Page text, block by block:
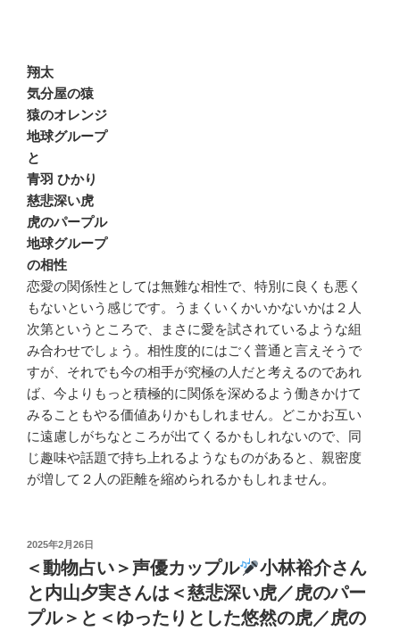
翔太
気分屋の猿
猿のオレンジ
地球グループ
と
青羽 ひかり
慈悲深い虎
虎のパープル
地球グループ
の相性
恋愛の関係性としては無難な相性で、特別に良くも悪く
もないという感じです。うまくいくかいかないかは２人
次第というところで、まさに愛を試されているような組
み合わせでしょう。相性度的にはごく普通と言えそうで
すが、それでも今の相手が究極の人だと考えるのであれ
ば、今よりもっと積極的に関係を深めるよう働きかけて
みることもやる価値ありかもしれません。どこかお互い
に遠慮しがちなところが出てくるかもしれないので、同
じ趣味や話題で持ち上れるようなものがあると、親密度
が増して２人の距離を縮められるかもしれません。
投
日:
2025年2月26日
＜動物占い＞声優カップル
小林裕介さん
と内山夕実さんは＜慈悲深い虎／虎のパー
プル＞と＜ゆったりとした悠然の虎／虎の